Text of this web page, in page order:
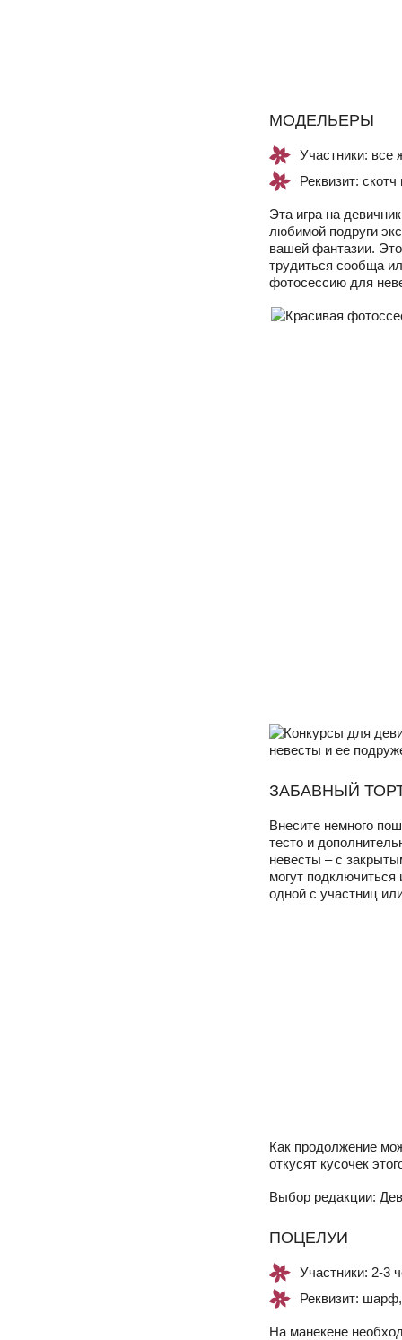
МОДЕЛЬЕРЫ
Участники:
Реквизит:
Эта игра на
любимой подруги
вашей фантазии.
трудиться сообща
фотосессию для
ЗАБАВНЫЙ
Внесите немного
тесто и
невесты – с
могут
одной с участниц
Как продолжение
откусят кусочек
Выбор редакции:
ПОЦЕЛУИ
Участники: 2-3
Реквизит:
На манекене